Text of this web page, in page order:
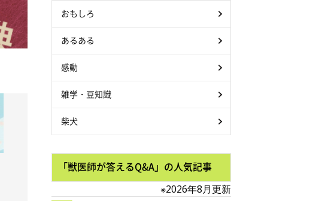
おもしろ
あるある
感動
雑学・豆知識
柴犬
「獣医師が答えるQ&A」の人気記事
※2026年8月更新